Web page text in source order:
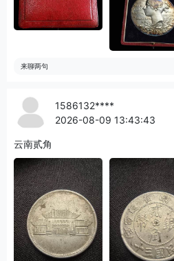
来聊两句
1586132****
2026-08-09 13:43:43
云南贰角